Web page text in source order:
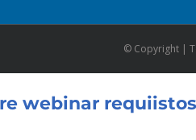
© Copyright |
webinar requiistos